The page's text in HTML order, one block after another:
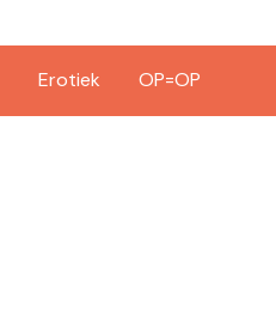
Erotiek OP=OP